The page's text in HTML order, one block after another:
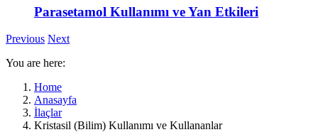
Parasetamol Kullanımı ve Yan Etkileri
Previous Next
You are here:
Home
Anasayfa
İlaçlar
Kristasil (Bilim) Kullanımı ve Kullananlar